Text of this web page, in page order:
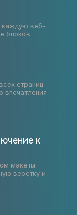
каждую веб-
блоков
страниц
впечатления
к
макеты
верстку и